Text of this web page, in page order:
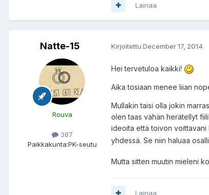
Lainaa
Natte-15
Rouva
387
Paikkakunta:PK-seutu
Kirjoitettu December 17, 2014
Hei tervetuloa kaikki!
Aika tosiaan menee liian
Mullakin taisi olla jokin
olen taas vähän herätellyt
ideoita että toivon voittavani
yhdessä. Se niin haluaa
Mutta sitten muutin mieleni
Lainaa